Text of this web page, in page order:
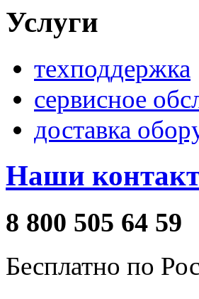
Услуги
техподдержка
сервисное
доставка
Наши
8 800 505 64 59
Бесплатно по